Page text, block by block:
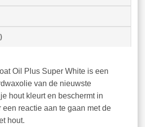
Oil Plus Super White is een
van de nieuwste
hout kleurt en beschermt in
een reactie aan te gaan met de
hout.